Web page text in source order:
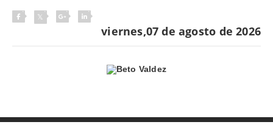
viernes,07 de agosto de 2026